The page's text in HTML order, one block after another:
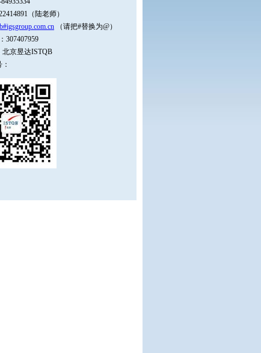
（陆老师）
（请把#替换为@）
307407959
北京昱达ISTQB